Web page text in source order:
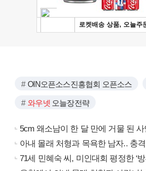
OIN오픈소스진흥협회 오픈소스
와우넷 오늘장전략
5cm 왜소남이 한 달 만에 거물 된 사
아내 몰래 처형과 목욕한 남자.. 충
71세 민혜숙 씨, 미인대회 평정한 ‘